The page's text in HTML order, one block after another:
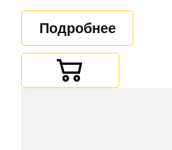
Подробнее